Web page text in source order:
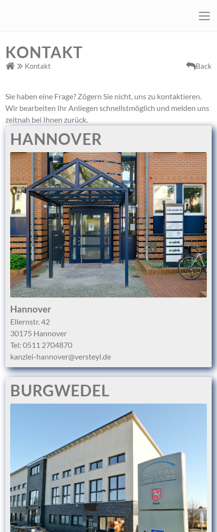
KONTAKT
Kontakt Back
Sie haben eine Frage? Zögern Sie nicht, uns zu kontaktieren.
Wir bearbeiten Ihr Anliegen schnellstmöglich und melden uns
zeitnah bei Ihnen zurück.
HANNOVER
Hannover
Ellernstr. 42
30175 Hannover
Tel:0511 2704870
kanzlei-hannover@versteyl.de
BURGWEDEL